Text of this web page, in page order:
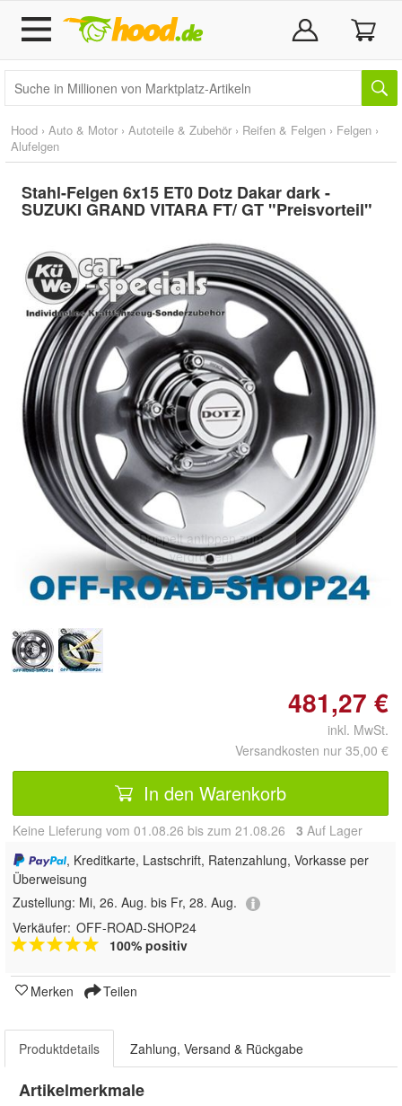
Hood › Auto & Motor › Autoteile & Zubehör › Reifen & Felgen › Felgen ›
Alufelgen
Stahl-Felgen 6x15 ET0 Dotz Dakar dark -
SUZUKI GRAND VITARA FT/ GT "Preisvorteil"
Doppelt antippen zum
vergrößern
481,27 €
inkl. MwSt.
Versandkosten nur 35,00 €
In den Warenkorb
Keine Lieferung vom 01.08.26 bis zum 21.08.26 3 Auf Lager
, Kreditkarte, Lastschrift, Ratenzahlung, Vorkasse per
Überweisung
Zustellung: Mi, 26. Aug. bis Fr, 28. Aug.
Verkäufer: OFF-ROAD-SHOP24
100% positiv
Merken Teilen
Produktdetails Zahlung, Versand & Rückgabe
Artikelmerkmale